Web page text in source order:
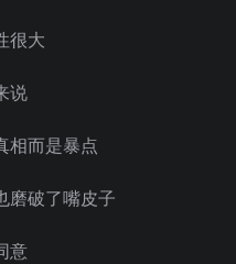
很大
说
相而是暴点
磨破了嘴皮子
意